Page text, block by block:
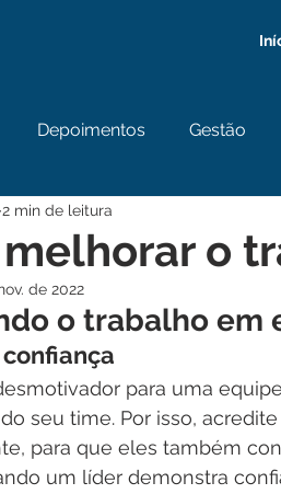
Depoimentos Gestão
o
2 min de leitura
de 2022
o trabalho em
para uma
seu time. Por isso,
para que eles também
um líder demonstra